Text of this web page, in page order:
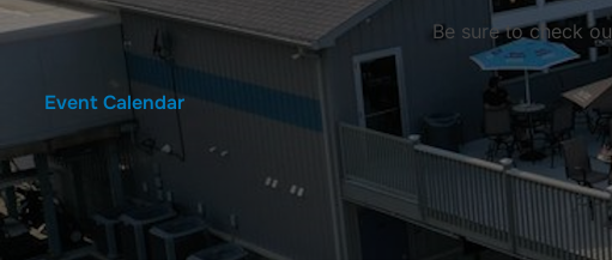
Be sure to check
Event Calendar